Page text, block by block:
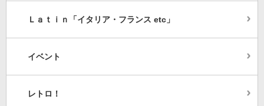
Ｌａｔｉｎ「イタリア・フランス etc」
イベント
レトロ！